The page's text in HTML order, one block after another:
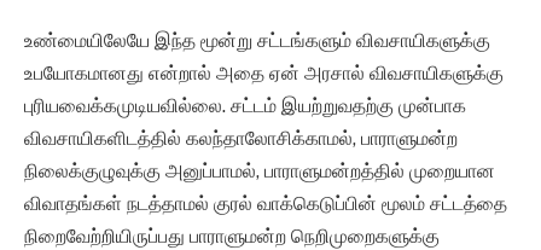
உண்மையிலேயே இந்த மூன்று சட்டங்களும் விவசாயிகளுக்கு
உபயோகமானது என்றால் அதை ஏன் அரசால் விவசாயிகளுக்கு
புரியவைக்கமுடியவில்லை. சட்டம் இயற்றுவதற்கு முன்பாக
விவசாயிகளிடத்தில் கலந்தாலோசிக்காமல், பாராளுமன்ற
நிலைக்குழுவுக்கு அனுப்பாமல், பாராளுமன்றத்தில் முறையான
விவாதங்கள் நடத்தாமல் குரல் வாக்கெடுப்பின் மூலம் சட்டத்தை
நிறைவேற்றியிருப்பது பாராளுமன்ற நெறிமுறைகளுக்கு